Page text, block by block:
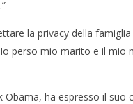
la privacy della
perso mio marito e il mio
Obama, ha espresso il